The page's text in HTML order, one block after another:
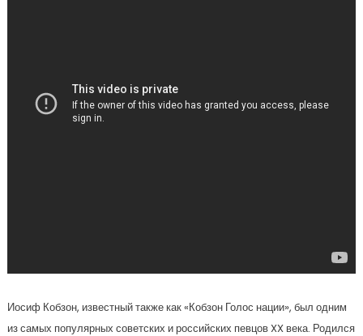
Иосиф Кобзон, известный также как «Кобзон Голос нации», был одним
из самых популярных советских и российских певцов XX века. Родился